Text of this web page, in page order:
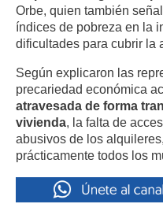
Orbe, quien también
índices de pobreza en la
dificultades para cubrir la
Según explicaron las
precariedad económica
atravesada de forma
vivienda, la falta de
abusivos de los
prácticamente todos los